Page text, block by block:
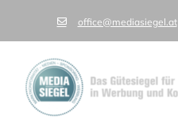
springen
office@mediasiegel.at